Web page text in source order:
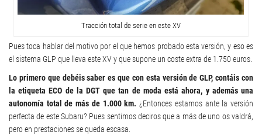
Tracción total de serie en este XV
Pues toca hablar del motivo por el que hemos probado esta versión, y eso es
el sistema GLP que lleva este XV y que supone un coste extra de 1.750 euros.
Lo primero que debéis saber es que con esta versión de GLP, contáis con
la etiqueta ECO de la DGT que tan de moda está ahora, y además una
autonomía total de más de 1.000 km. ¿Entonces estamos ante la versión
perfecta de este Subaru? Pues sentimos deciros que a más de uno os valdrá,
pero en prestaciones se queda escasa.